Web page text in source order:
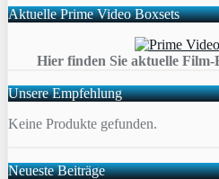
Aktuelle Prime Video Boxsets
Hier finden Sie aktuelle Film-
Unsere Empfehlung
Keine Produkte gefunden.
Neueste Beiträge